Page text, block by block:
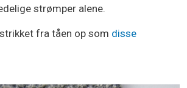
strømper alene.
fra tåen op som disse